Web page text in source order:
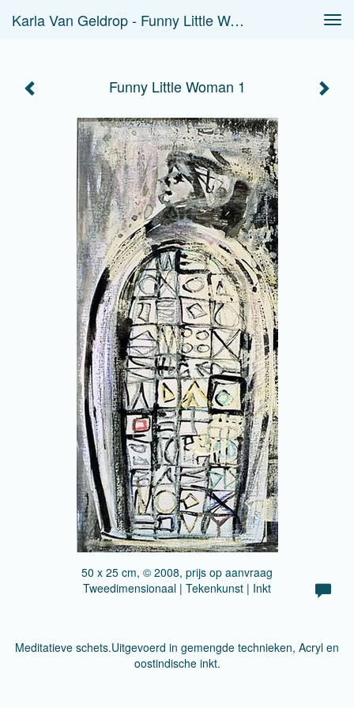
Karla Van Geldrop - Funny Little Woman 1
Funny Little Woman 1
50 x 25 cm, © 2008, prijs op aanvraag
Tweedimensionaal | Tekenkunst | Inkt
Meditatieve schets.Uitgevoerd in gemengde technieken, Acryl en
oostindische inkt.